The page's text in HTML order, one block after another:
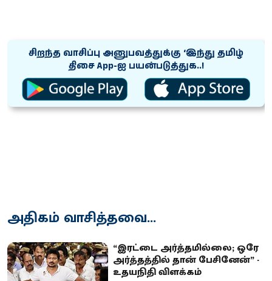
சிறந்த வாசிப்பு அனுபவத்துக்கு ‘இந்து தமிழ்
திசை App-ஐ பயன்படுத்துக..!
அதிகம் வாசித்தவை...
“இரட்டை அர்த்தமில்லை; ஒரே
அர்த்தத்தில் தான் பேசினேன்” -
உதயநிதி விளக்கம்